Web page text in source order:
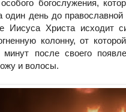
богослужения,
один день до
Иисуса Христа исходит
колонну, от
минут после своего
и волосы.